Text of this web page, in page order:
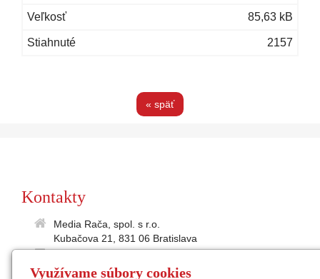
85,63 kB
2157
« späť
Kontakty
Media Rača, spol. s r.o.
Kubačova 21, 831 06 Bratislava
2021865197
Využívame súbory cookies